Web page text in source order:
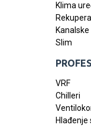
Klima
Slim
VRF
Chilleri
Hlađenje